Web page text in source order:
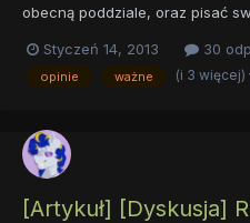
obecną poddziale, oraz pisać
działu.Styczeń 14, 2013 30
opinie ważne (i 3 więcej)
[Artykuł] [Dyskusja]